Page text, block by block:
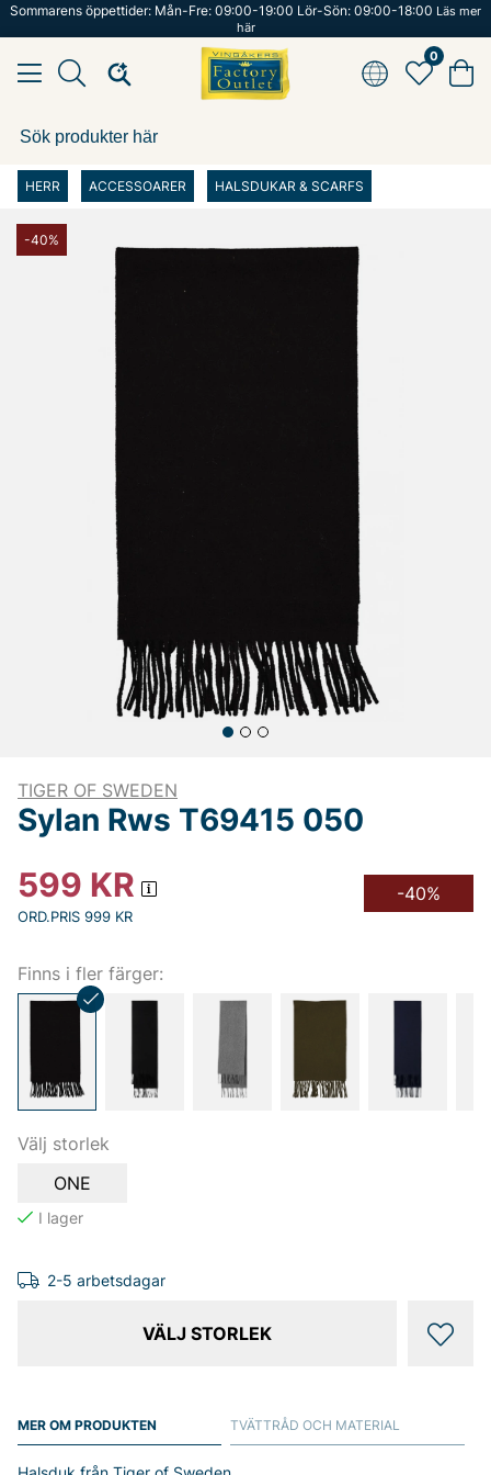
Sommarens öppettider: Mån-Fre: 09:00-19:00 Lör-Sön: 09:00-18:00 Läs mer
här
0
HERR ACCESSOARER HALSDUKAR & SCARFS
-40%
TIGER OF SWEDEN
Sylan Rws T69415 050
599 KR
ORD.PRIS 999 KR
-40%
Finns i fler färger:
Välj storlek
ONE
2-5 arbetsdagar
VÄLJ STORLEK
MER OM PRODUKTEN TVÄTTRÅD OCH MATERIAL